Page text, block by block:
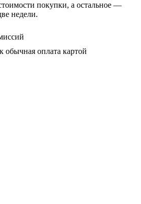
покупки, а остальное —
недели.
обычная оплата картой